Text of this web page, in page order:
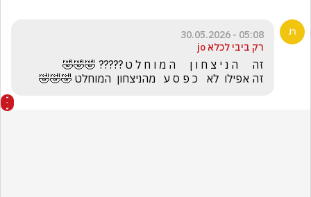
05:08 - 30.05.2026
רק ביבי לכלא jo
זה אפילו  לא   כ פ ס ע   מהניצחון  המוחלט 🤣🤣🤣